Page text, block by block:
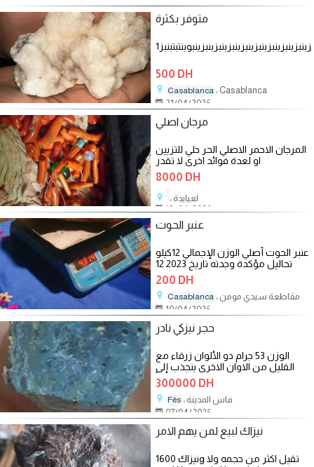
متوفر بكثرة
500 DH
Casablanca ، Casablanca
21/04/2026
مرجان اصلي
المرجان الاحمر الاصلي الحر حلي للتزيين
او لعدة فوائد اخرى لا تقدر
8000 DH
، لعيايدة
18/04/2026
عنبر الحوت
عنبر الحوت أصلي الوزن الإجمالي 12كيلو
تحاليل مؤكدة وجدته تاريخ 2023 12
200 DH
Casablanca
، مقاطعة سيدي مومن
10/04/2026
حجر نيزكي نادر
الوزن 53 جرام دو الألوان زرقاء مع
القليل من الاوان الاخرى ينجذب إلى
المغناطيس بنسبة قليلة جداً
300000 DH
Fès
، فاس المدينة
07/04/2026
نيزاك لبيع لمن يهم الامر
نيزاك 1600g تقيل اكثر من حجمه ولا